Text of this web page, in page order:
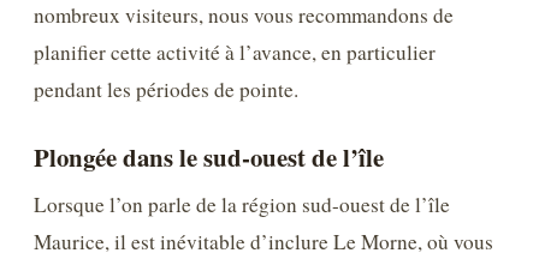
nombreux visiteurs, nous vous recommandons de
planifier cette activité à l’avance, en particulier
pendant les périodes de pointe.
Plongée dans le sud-ouest de l’île
Lorsque l’on parle de la région sud-ouest de l’île
Maurice, il est inévitable d’inclure Le Morne, où vous